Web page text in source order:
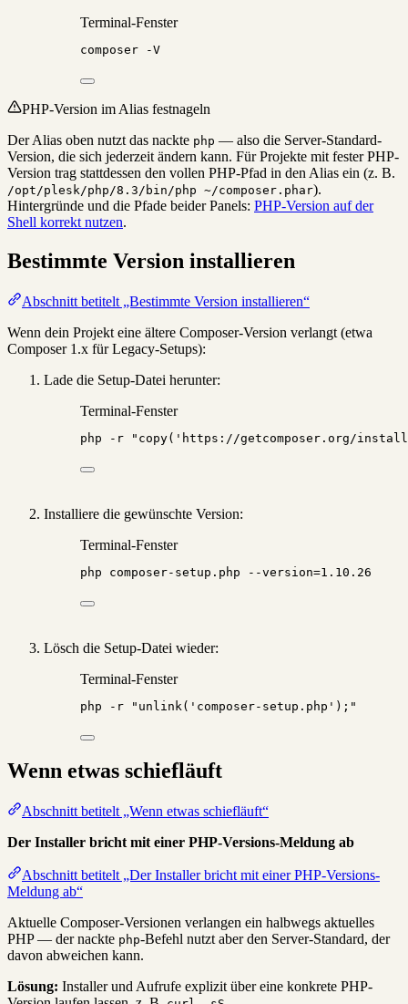
Terminal-Fenster
composer -V
PHP-Version im Alias festnageln
Der Alias oben nutzt das nackte php — also die Server-Standard-
Version, die sich jederzeit ändern kann. Für Projekte mit fester PHP-
Version trag stattdessen den vollen PHP-Pfad in den Alias ein (z. B.
/opt/plesk/php/8.3/bin/php ~/composer.phar).
Hintergründe und die Pfade beider Panels: PHP-Version auf der
Shell korrekt nutzen.
Bestimmte Version installieren
Abschnitt betitelt „Bestimmte Version installieren“
Wenn dein Projekt eine ältere Composer-Version verlangt (etwa
Composer 1.x für Legacy-Setups):
Lade die Setup-Datei herunter:
Terminal-Fenster
php -r " copy('https://getcomposer.org/
Installiere die gewünschte Version:
Terminal-Fenster
php composer-setup.php --version=1.10.26
Lösch die Setup-Datei wieder:
Terminal-Fenster
php -r " unlink('composer-setup.php'); "
Wenn etwas schiefläuft
Abschnitt betitelt „Wenn etwas schiefläuft“
Der Installer bricht mit einer PHP-Versions-Meldung ab
Abschnitt betitelt „Der Installer bricht mit einer PHP-Versions-
Meldung ab“
Aktuelle Composer-Versionen verlangen ein halbwegs aktuelles
PHP — der nackte php-Befehl nutzt aber den Server-Standard, der
davon abweichen kann.
Lösung: Installer und Aufrufe explizit über eine konkrete PHP-